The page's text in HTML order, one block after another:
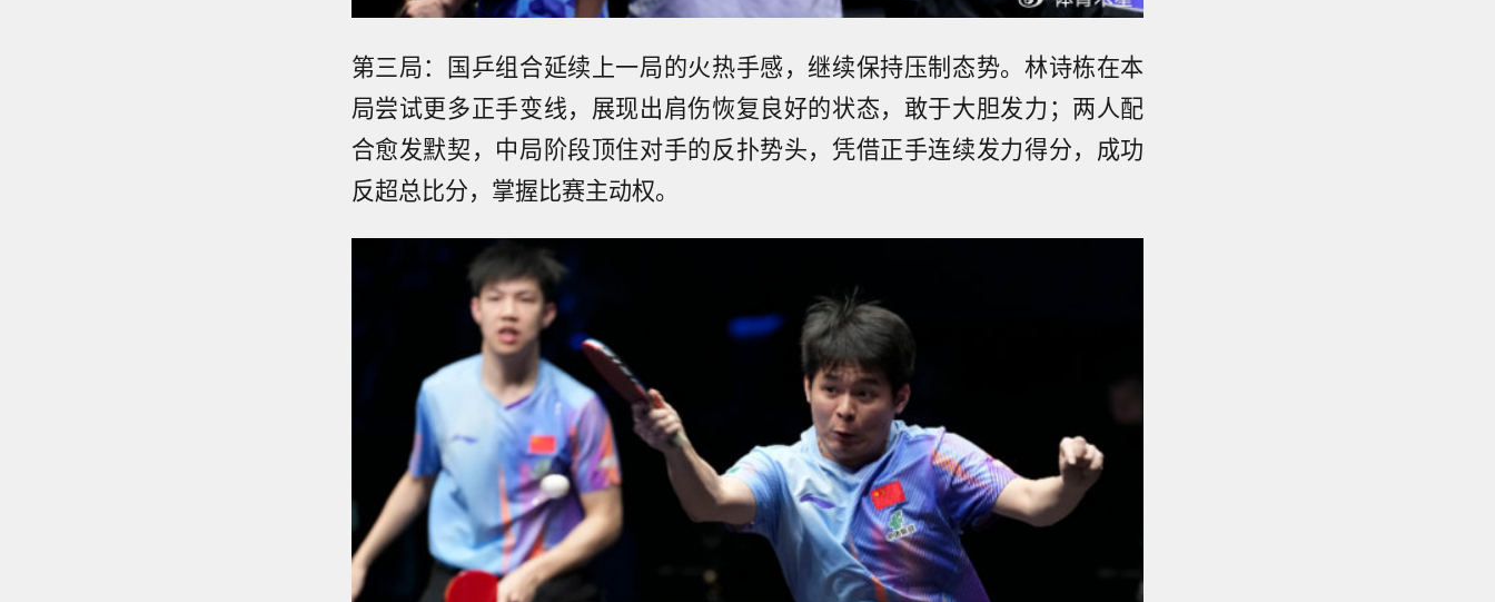
第三局：国乒组合延续上一局的火热手感，继续保持压制态势。林诗栋在本
局尝试更多正手变线，展现出肩伤恢复良好的状态，敢于大胆发力；两人配
合愈发默契，中局阶段顶住对手的反扑势头，凭借正手连续发力得分，成功
反超总比分，掌握比赛主动权。